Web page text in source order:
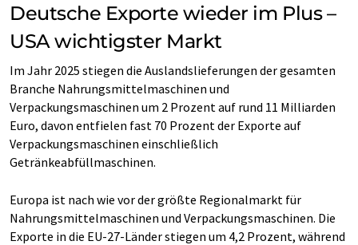
Deutsche Exporte wieder im Plus –
USA wichtigster Markt
Im Jahr 2025 stiegen die Auslandslieferungen der gesamten
Branche Nahrungsmittelmaschinen und
Verpackungsmaschinen um 2 Prozent auf rund 11 Milliarden
Euro, davon entfielen fast 70 Prozent der Exporte auf
Verpackungsmaschinen einschließlich
Getränkeabfüllmaschinen.
Europa ist nach wie vor der größte Regionalmarkt für
Nahrungsmittelmaschinen und Verpackungsmaschinen. Die
Exporte in die EU-27-Länder stiegen um 4,2 Prozent, während